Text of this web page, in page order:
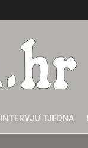
INTERVJU TJEDNA